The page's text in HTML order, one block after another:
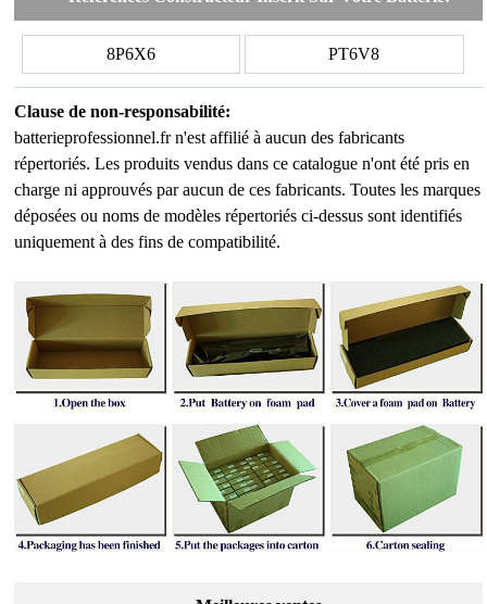
8P6X6 PT6V8
Clause de non-responsabilité:
batterieprofessionnel.fr n'est affilié à aucun des fabricants
répertoriés. Les produits vendus dans ce catalogue n'ont été pris en
charge ni approuvés par aucun de ces fabricants. Toutes les marques
déposées ou noms de modèles répertoriés ci-dessus sont identifiés
uniquement à des fins de compatibilité.